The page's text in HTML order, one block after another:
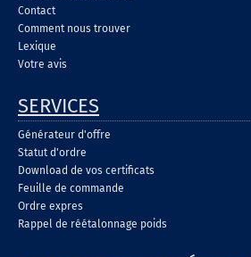
Contact
Comment nous trouver
Lexique
Votre avis
SERVICES
Générateur d'offre
Statut d'ordre
Download de vos certificats
Feuille de commande
Ordre expres
Rappel de réétalonnage poids